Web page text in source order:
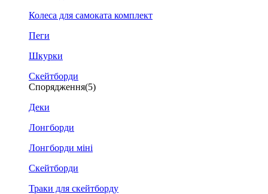
Колеса для самоката комплект
Пеги
Шкурки
Скейтборди
Спорядження(5)
Деки
Лонгборди
Лонгборди міні
Скейтборди
Траки для скейтборду